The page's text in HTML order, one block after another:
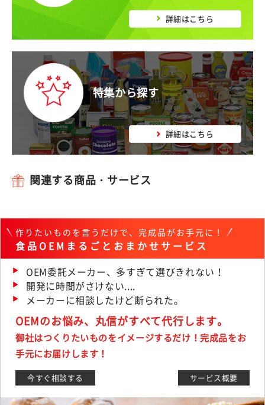
詳細はこちら
特集から探す
詳細はこちら
関連する商品・サービス
作りたいものを言うだけで、完成品がお手元に！
食品OEMまるごとおまかせサービス
OEM委託メーカー、多すぎて選びきれない！
開発に時間がさけない....
メーカーに相談したけど断られた。
OEMのお悩み、丸信がすべて代行します。
御社はつくりたいものをイメージするだけ！完成品をお
手元にお届けします！
今すぐ相談する サービス概要